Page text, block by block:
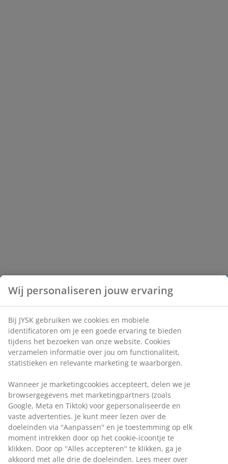
Wij personaliseren jouw ervaring
Bij JYSK gebruiken we cookies en mobiele
identificatoren om je een goede ervaring te bieden
tijdens het bezoeken van onze website. Cookies
verzamelen informatie over jou om functionaliteit,
statistieken en relevante marketing te waarborgen.
Wanneer je marketingcookies accepteert, delen we je
browsergegevens met marketingpartners (zoals
Google, Meta en Tiktok) voor gepersonaliseerde en
vaste advertenties. Je kunt meer lezen over de
doeleinden via ''Aanpassen'' en je toestemming op elk
moment intrekken door op het cookie-icoontje te
klikken. Door op ''Alles accepteren'' te klikken, ga je
akkoord met alle drie de doeleinden. Lees meer over